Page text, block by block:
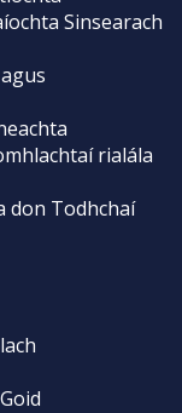
Sinsearach
rialála
don Todhchaí